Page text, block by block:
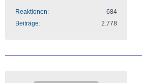
Reaktionen
684
Beiträge
2.778